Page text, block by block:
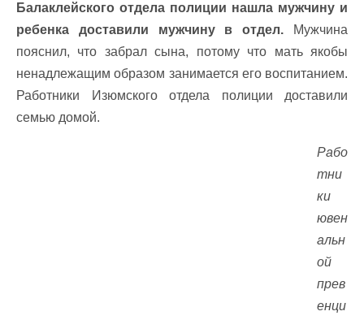
Балаклейского отдела полиции нашла мужчину и
ребенка доставили мужчину в отдел. Мужчина
пояснил, что забрал сына, потому что мать якобы
ненадлежащим образом занимается его воспитанием.
Работники Изюмского отдела полиции доставили
семью домой.
Рабо
тни
ки
ювен
альн
ой
прев
енци